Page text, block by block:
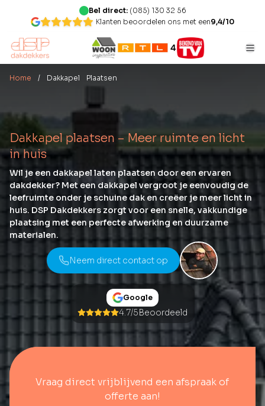
Bel direct: (085) 130 32 56
Klanten beoordelen ons met een9,4/10
Home / Dakkapel Plaatsen
Dakkapel plaatsen – Meer ruimte en licht
in huis
Wil je een dakkapel laten plaatsen door een ervaren
dakdekker? Met een dakkapel vergroot je eenvoudig de
leefruimte onder je schuine dak en creëer je meer licht in
huis. DSP Dakdekkers zorgt voor een snelle, vakkundige
plaatsing met een perfecte afwerking en duurzame
materialen.
Neem direct contact op
Google
4.7/5Beoordeeld
Vraag direct vrijblijvend een afspraak of
offerte aan!